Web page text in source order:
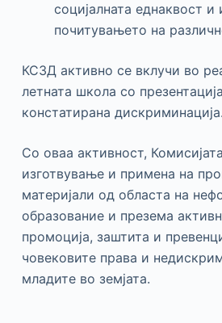
социјалната еднаквост и
почитувањето на
КСЗД активно се вклучи во
летната школа со
констатирана дискриминација.
Со оваа активност,
изготвување и примена на
материјали од областа на
образование и презема
промоција, заштита и
човековите права и
младите во земјата.